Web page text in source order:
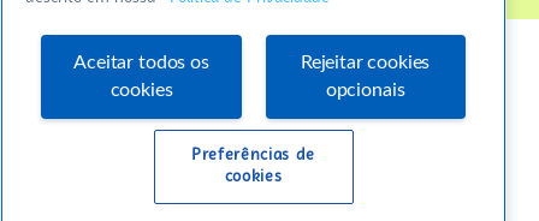
Aceitar todos os
cookies
Rejeitar cookies
opcionais
Preferências de
cookies